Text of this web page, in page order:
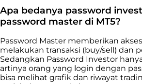
Apa bedanya password
password master di MT5?
Password Master memberikan
melakukan transaksi (buy/sell) dan
Sedangkan Password Investor
artinya orang yang login dengan
bisa melihat grafik dan riwayat